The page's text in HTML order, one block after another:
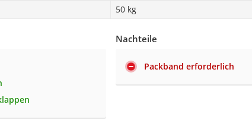
50 kg
Nachteile
Packband erforderlich